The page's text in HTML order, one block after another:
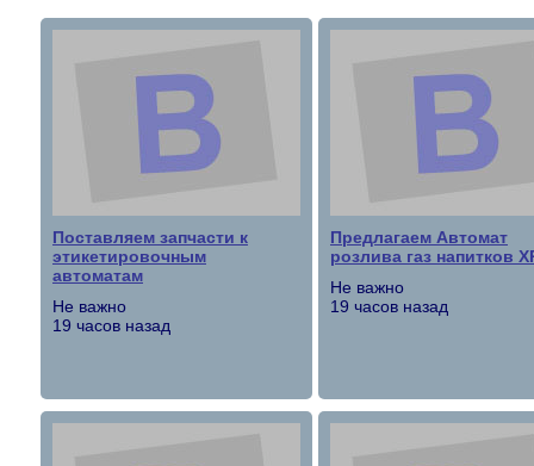
Поставляем запчасти к
этикетировочным
автоматам
Не важно
19 часов назад
Предлагаем Автомат
розлива газ напитков
Не важно
19 часов назад